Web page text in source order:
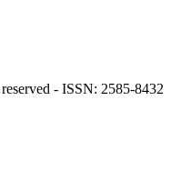
- ISSN: 2585-8432